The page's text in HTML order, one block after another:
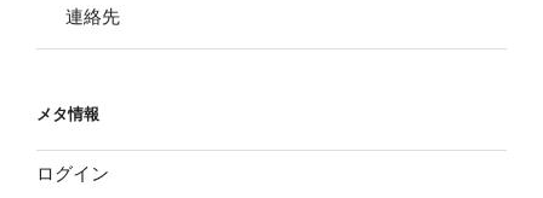
連絡先
メタ情報
ログイン